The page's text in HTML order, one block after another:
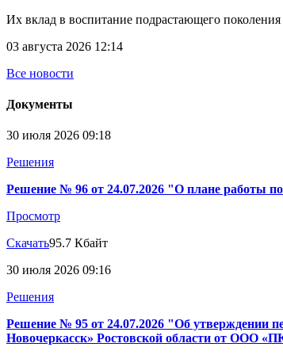
Их вклад в воспитание подрастающего
03 августа 2026 12:14
Все новости
Документы
30 июля 2026 09:18
Решения
Решение № 96 от 24.07.2026 "О плане работы
Просмотр
Скачать95.7 Кбайт
30 июля 2026 09:16
Решения
Решение № 95 от 24.07.2026 "Об утверждении
Новочеркасск» Ростовской области от ООО